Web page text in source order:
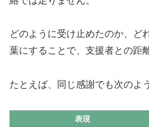
どのように受け止めたのか、ど
葉にすることで、支援者との距
たとえば、同じ感謝でも次のよ
表現